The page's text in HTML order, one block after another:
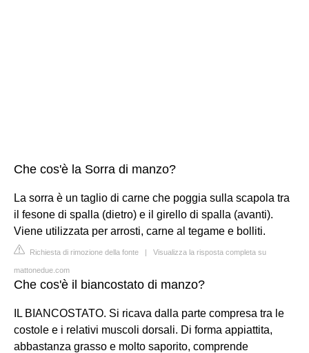
Che cos'è la Sorra di manzo?
La sorra è un taglio di carne che poggia sulla scapola tra
il fesone di spalla (dietro) e il girello di spalla (avanti).
Viene utilizzata per arrosti, carne al tegame e bolliti.
Richiesta di rimozione della fonte | Visualizza la risposta completa su
mattonedue.com
Che cos'è il biancostato di manzo?
IL BIANCOSTATO. Si ricava dalla parte compresa tra le
costole e i relativi muscoli dorsali. Di forma appiattita,
abbastanza grasso e molto saporito, comprende